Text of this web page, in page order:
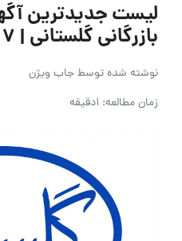
لیست جدیدترین
بازرگانی گلستانی | ۲۷ خرداد ۱۴۰۵
نوشته شده توسطجاب ویژن
زمان مطالعه: 1دقیقه